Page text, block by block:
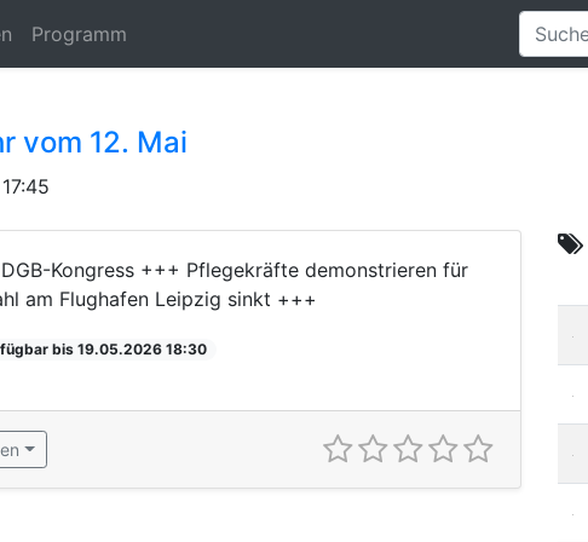
Programm
vom 12. Mai
Kongress +++ Pflegekräfte demonstrieren für
am Flughafen Leipzig sinkt +++
bis 19.05.2026 18:30